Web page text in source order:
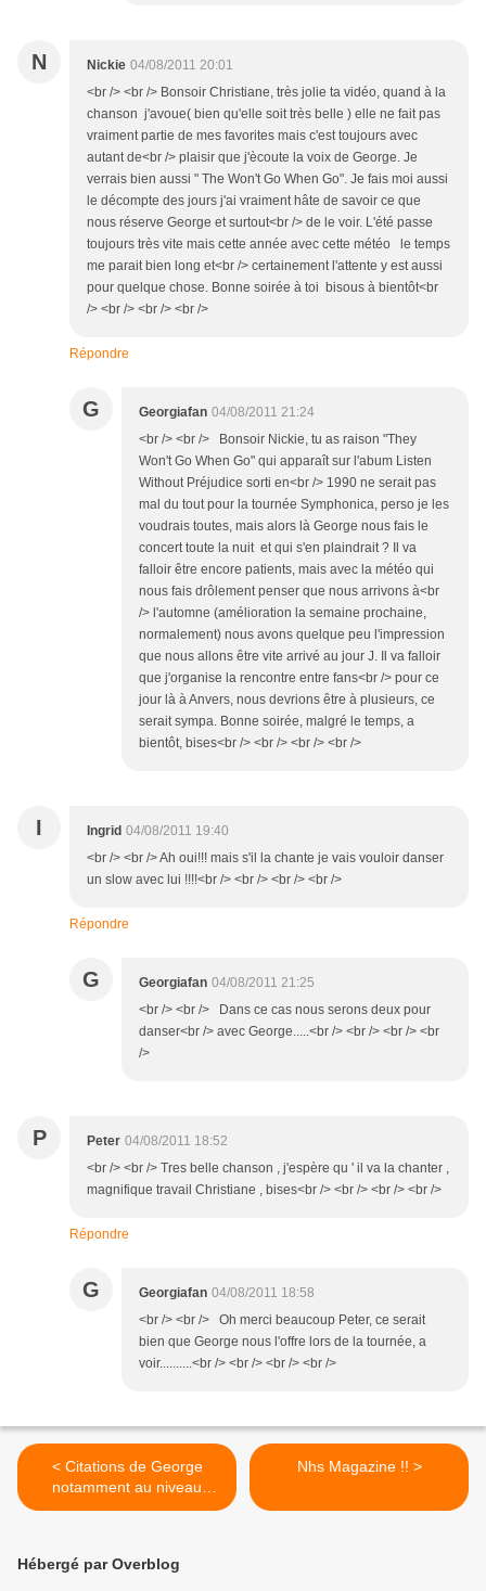
N Nickie 04/08/2011 20:01
<br /> <br /> Bonsoir Christiane, très jolie ta vidéo, quand à la
chanson j'avoue( bien qu'elle soit très belle ) elle ne fait pas
vraiment partie de mes favorites mais c'est toujours avec
autant de<br /> plaisir que j'ècoute la voix de George. Je
verrais bien aussi " The Won't Go When Go". Je fais moi aussi
le décompte des jours j'ai vraiment hâte de savoir ce que
nous réserve George et surtout<br /> de le voir. L'été passe
toujours très vite mais cette année avec cette météo le temps
me parait bien long et<br /> certainement l'attente y est aussi
pour quelque chose. Bonne soirée à toi bisous à bientôt<br
/> <br /> <br /> <br />
Répondre
G Georgiafan 04/08/2011 21:24
<br /> <br /> Bonsoir Nickie, tu as raison "They
Won't Go When Go" qui apparaît sur l'abum Listen
Without Préjudice sorti en<br /> 1990 ne serait pas
mal du tout pour la tournée Symphonica, perso je les
voudrais toutes, mais alors là George nous fais le
concert toute la nuit et qui s'en plaindrait ? Il va
falloir être encore patients, mais avec la météo qui
nous fais drôlement penser que nous arrivons à<br
/> l'automne (amélioration la semaine prochaine,
normalement) nous avons quelque peu l'impression
que nous allons être vite arrivé au jour J. Il va falloir
que j'organise la rencontre entre fans<br /> pour ce
jour là à Anvers, nous devrions être à plusieurs, ce
serait sympa. Bonne soirée, malgré le temps, a
bientôt, bises<br /> <br /> <br /> <br />
I Ingrid 04/08/2011 19:40
<br /> <br /> Ah oui!!! mais s'il la chante je vais vouloir danser
un slow avec lui !!!!<br /> <br /> <br /> <br />
Répondre
G Georgiafan 04/08/2011 21:25
<br /> <br /> Dans ce cas nous serons deux pour
danser<br /> avec George.....<br /> <br /> <br /> <br
/>
P Peter 04/08/2011 18:52
<br /> <br /> Tres belle chanson , j'espère qu ' il va la chanter ,
magnifique travail Christiane , bises<br /> <br /> <br /> <br />
Répondre
G Georgiafan 04/08/2011 18:58
<br /> <br /> Oh merci beaucoup Peter, ce serait
bien que George nous l'offre lors de la tournée, a
voir..........<br /> <br /> <br /> <br />
< Citations de George
notamment au niveau
féminin !!
Nhs Magazine !! >
Hébergé par Overblog